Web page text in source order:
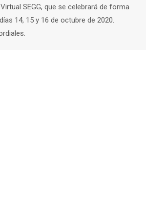
SEGG, que se celebrará de forma
14, 15 y 16 de octubre de 2020.